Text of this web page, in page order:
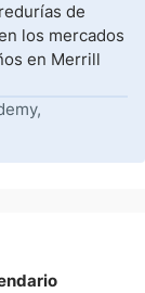
de
los mercados
en Merrill